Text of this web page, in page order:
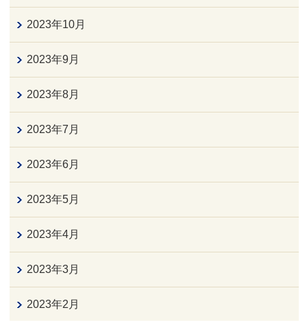
2023年10月
2023年9月
2023年8月
2023年7月
2023年6月
2023年5月
2023年4月
2023年3月
2023年2月